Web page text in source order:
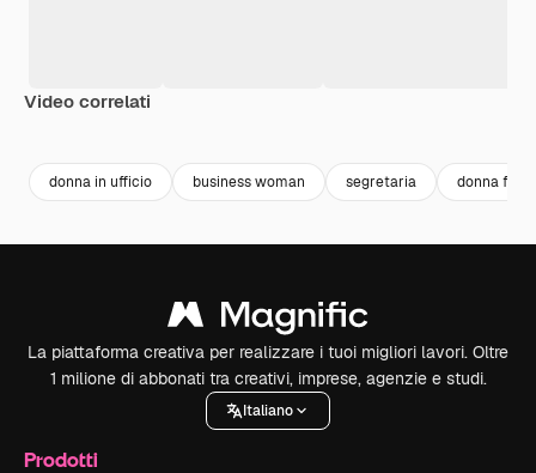
Video correlati
donna in ufficio business woman segretaria donna
La piattaforma creativa per realizzare i tuoi migliori lavori. Oltre
1 milione di abbonati tra creativi, imprese, agenzie e studi.
Italiano
Prodotti